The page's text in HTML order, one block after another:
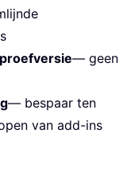
— geen
— bespaar ten
van add-ins